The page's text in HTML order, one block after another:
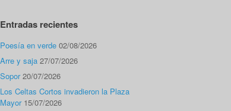
Entradas recientes
Poesía en verde 02/08/2026
Arre y saja 27/07/2026
Sopor 20/07/2026
Los Celtas Cortos invadieron la Plaza
Mayor 15/07/2026